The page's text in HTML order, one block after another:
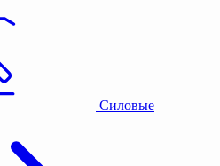
Силовые